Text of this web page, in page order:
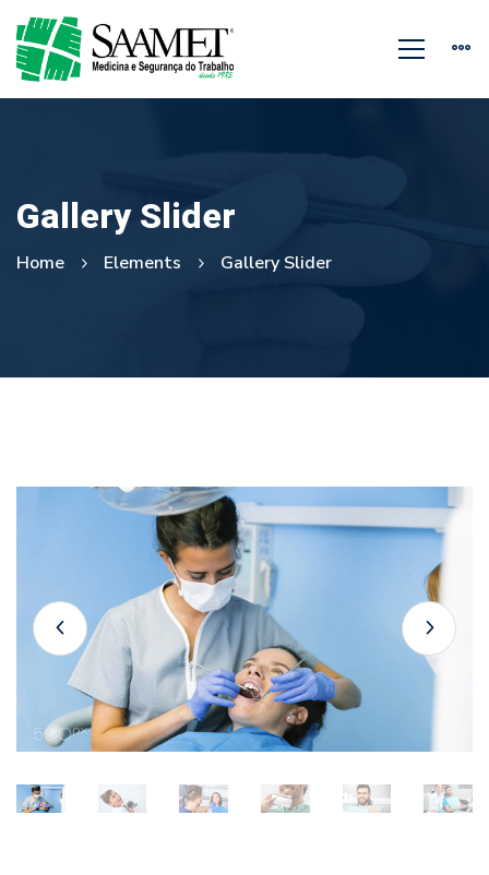
Gallery Slider
Home Elements Gallery Slider
Gallery